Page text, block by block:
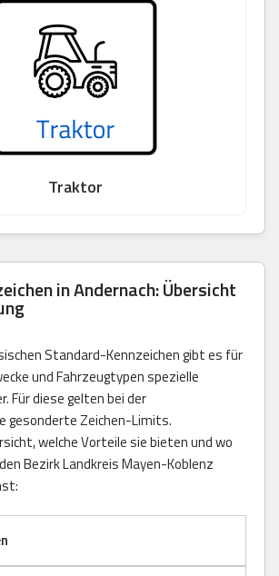
Traktor
in Andernach: Übersicht
Standard-Kennzeichen gibt es für
und Fahrzeugtypen spezielle
Für diese gelten bei der
gesonderte Zeichen-Limits.
welche Vorteile sie bieten und wo
Bezirk Landkreis Mayen-Koblenz